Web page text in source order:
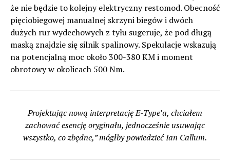
że nie będzie to kolejny elektryczny restomod. Obecność
pięciobiegowej manualnej skrzyni biegów i dwóch
dużych rur wydechowych z tyłu sugeruje, że pod długą
maską znajdzie się silnik spalinowy. Spekulacje wskazują
na potencjalną moc około 300-380 KM i moment
obrotowy w okolicach 500 Nm.
Projektując nową interpretację E-Type’a, chciałem
zachować esencję oryginału, jednocześnie usuwając
wszystko, co zbędne,” mógłby powiedzieć Ian Callum.